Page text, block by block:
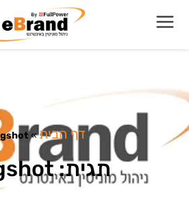
דף הבית»
תגית: Mugshot